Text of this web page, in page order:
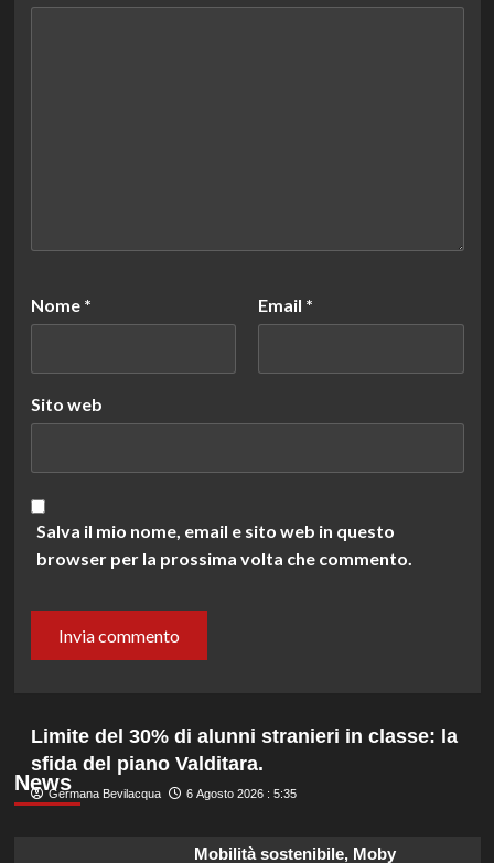
Nome * Email *
Sito web
Salva il mio nome, email e sito web in questo
browser per la prossima volta che commento.
News
Limite del 30% di alunni stranieri in classe: la
sfida del piano Valditara.
Germana Bevilacqua 6 Agosto 2026 : 5:35
Mobilità sostenibile, Moby